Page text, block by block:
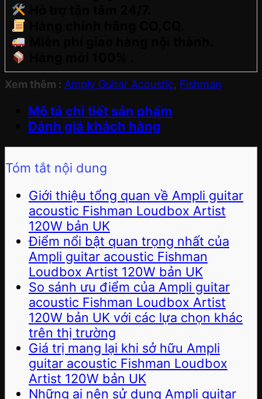
Xem thêm : Amply Guitar Acoustic, Fishman
Mô tả chi tiết sản phẩm
Đánh giá khách hàng
Tóm tắt nội dung
Giới thiệu tổng quan về Ampli guitar
acoustic Fishman Loudbox Artist
120W bản UK
Điểm nổi bật quan trọng nhất của
Ampli guitar acoustic Fishman
Loudbox Artist 120W bản UK
So sánh ưu điểm của Ampli guitar
acoustic Fishman Loudbox Artist
120W bản UK với các lựa chọn khác
trên thị trường
Giá trị mang lại khi sở hữu Ampli
guitar acoustic Fishman Loudbox
Artist 120W bản UK
Những ai nên sử dụng Ampli guitar